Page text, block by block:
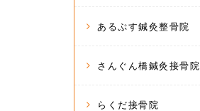
あるぷす鍼灸整骨院
さんぐん橋鍼灸接骨院
らくだ接骨院